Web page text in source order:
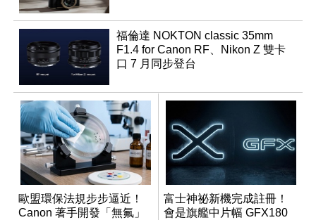
福倫達 NOKTON classic 35mm
F1.4 for Canon RF、Nikon Z 雙卡
口 7 月同步登台
歐盟環保法規步步逼近！
Canon 著手開發「無氟」
富士神祕新機完成註冊！
會是旗艦中片幅 GFX180